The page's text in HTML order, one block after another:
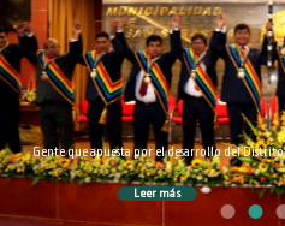
Gente que apuesta por el desarrollo del Distrito
Leer más